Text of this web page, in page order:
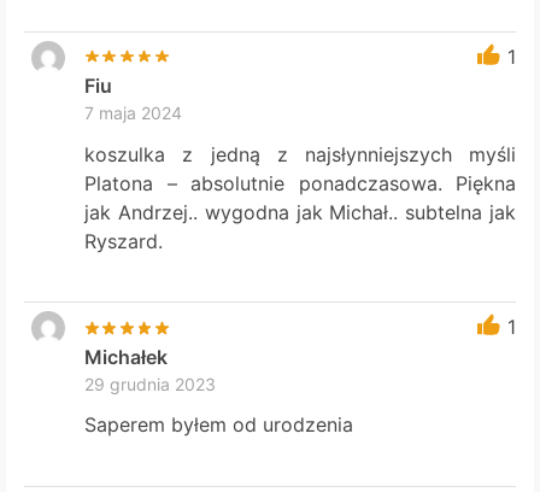
1
Fiu
7 maja 2024
koszulka z jedną z najsłynniejszych myśli
Platona – absolutnie ponadczasowa. Piękna
jak Andrzej.. wygodna jak Michał.. subtelna jak
Ryszard.
1
Michałek
29 grudnia 2023
Saperem byłem od urodzenia